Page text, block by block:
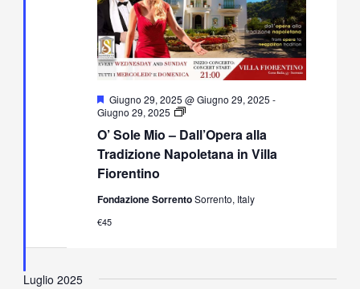
O’ Sole Mio – Dall’Opera alla
Tradizione Napoletana in Villa
Fiorentino
Segnalati
Giugno 29, 2025 @ Giugno 29, 2025 -
Giugno 29, 2025
O’
Mio
–
Dall’Opera
Napoletana
Fondazione SorrentoSorrento, Italy
€45
Luglio 2025